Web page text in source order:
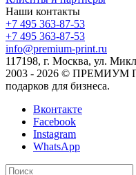
Наши контакты
+7 495 363-87-53
+7 495 363-87-53
info@premium-print.ru
117198, г. Москва, ул.
2003 - 2026 © ПРЕМИУМ
подарков для бизнеса.
Вконтакте
Facebook
Instagram
WhatsApp